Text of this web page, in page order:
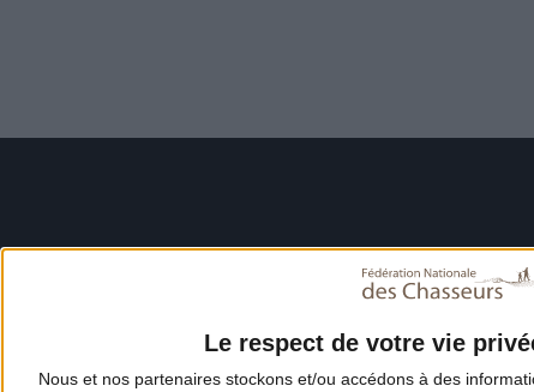
Le respect de votre vie
Nous et nos partenaires stockons et/ou accédons à des